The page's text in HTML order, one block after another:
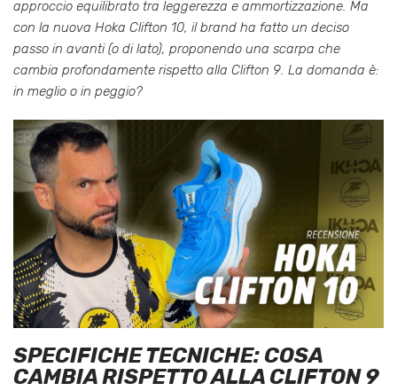
approccio equilibrato tra leggerezza e ammortizzazione. Ma
con la nuova Hoka Clifton 10, il brand ha fatto un deciso
passo in avanti (o di lato), proponendo una scarpa che
cambia profondamente rispetto alla Clifton 9. La domanda è:
in meglio o in peggio?
SPECIFICHE TECNICHE: COSA
CAMBIA RISPETTO ALLA CLIFTON 9